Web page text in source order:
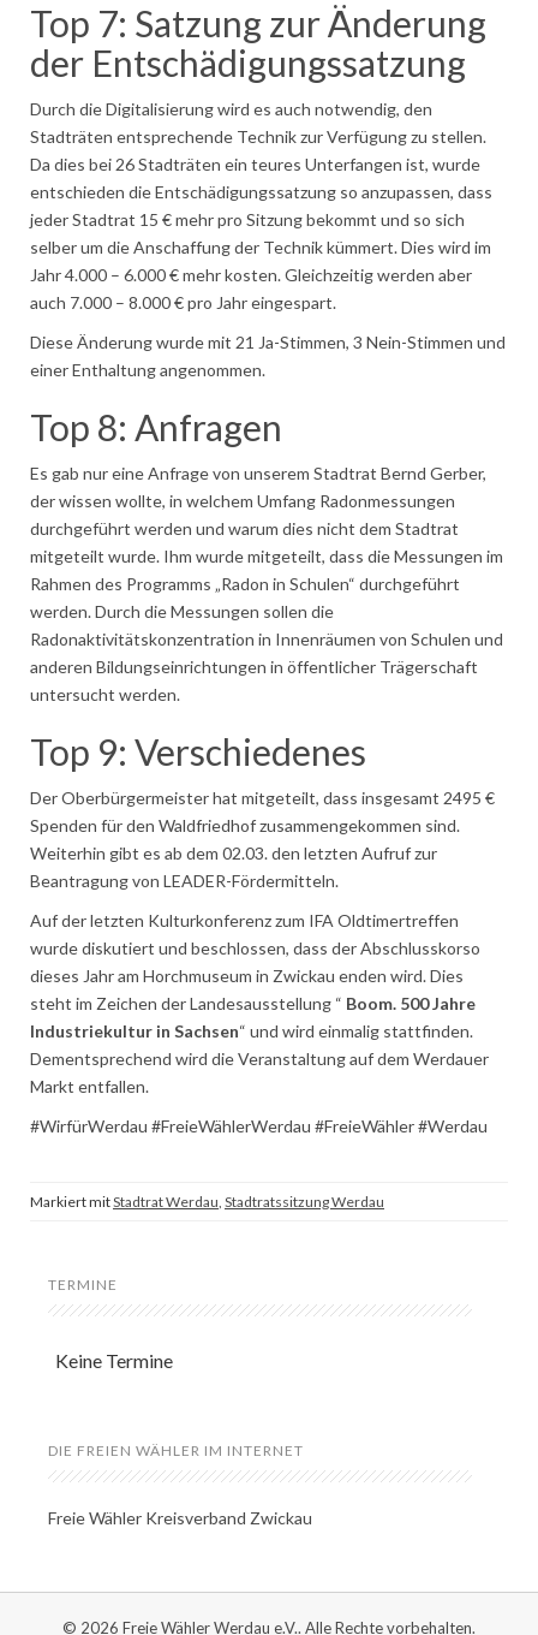
Top 7: Satzung zur Änderung
der Entschädigungssatzung
Durch die Digitalisierung wird es auch notwendig, den
Stadträten entsprechende Technik zur Verfügung zu stellen.
Da dies bei 26 Stadträten ein teures Unterfangen ist, wurde
entschieden die Entschädigungssatzung so anzupassen, dass
jeder Stadtrat 15 € mehr pro Sitzung bekommt und so sich
selber um die Anschaffung der Technik kümmert. Dies wird im
Jahr 4.000 – 6.000 € mehr kosten. Gleichzeitig werden aber
auch 7.000 – 8.000 € pro Jahr eingespart.
Diese Änderung wurde mit 21 Ja-Stimmen, 3 Nein-Stimmen und
einer Enthaltung angenommen.
Top 8: Anfragen
Es gab nur eine Anfrage von unserem Stadtrat Bernd Gerber,
der wissen wollte, in welchem Umfang Radonmessungen
durchgeführt werden und warum dies nicht dem Stadtrat
mitgeteilt wurde. Ihm wurde mitgeteilt, dass die Messungen im
Rahmen des Programms „Radon in Schulen“ durchgeführt
werden. Durch die Messungen sollen die
Radonaktivitätskonzentration in Innenräumen von Schulen und
anderen Bildungseinrichtungen in öffentlicher Trägerschaft
untersucht werden.
Top 9: Verschiedenes
Der Oberbürgermeister hat mitgeteilt, dass insgesamt 2495 €
Spenden für den Waldfriedhof zusammengekommen sind.
Weiterhin gibt es ab dem 02.03. den letzten Aufruf zur
Beantragung von LEADER-Fördermitteln.
Auf der letzten Kulturkonferenz zum IFA Oldtimertreffen
wurde diskutiert und beschlossen, dass der Abschlusskorso
dieses Jahr am Horchmuseum in Zwickau enden wird. Dies
steht im Zeichen der Landesausstellung “ Boom. 500 Jahre
Industriekultur in Sachsen“ und wird einmalig stattfinden.
Dementsprechend wird die Veranstaltung auf dem Werdauer
Markt entfallen.
#WirfürWerdau #FreieWählerWerdau #FreieWähler #Werdau
Markiert mitStadtrat Werdau, Stadtratssitzung Werdau
TERMINE
Keine Termine
DIE FREIEN WÄHLER IM INTERNET
Freie Wähler Kreisverband Zwickau
© 2026 Freie Wähler Werdau e.V.. Alle Rechte vorbehalten.